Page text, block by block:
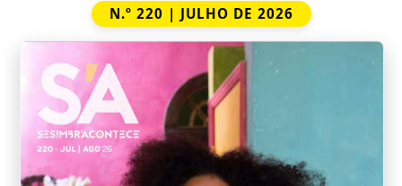
N.º 220 | JULHO DE 2026